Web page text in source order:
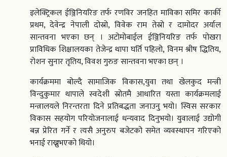
इलेक्ट्रिकल ईञ्जिनियरिङ तर्फ रणविर जनहित माविका समिर कार्की
प्रथम, देवेन्द्र नेपाली दोस्रो, विवेक राम तेस्रो र दामोदर अर्याल
सान्तवना भएका छन् । अटोमोबाईल ईञ्जिनियरिङ तर्फ पोखरा
प्राविधिक शिक्षालयका तेजेन्द्र थापा घर्ति पहिलो, विनम श्रीष द्धितिय,
रोशन सुनार तृतिय, विवश गुरुङ सान्तवना भएका छन् ।
कार्यक्रममा बोल्दै सामाजिक विकास,युवा तथा खेलकुद मन्त्री
विन्दुकुमार थापाले स्वदेशी स्रोतमै आधारित यस्ता कार्यक्रमलाई
मन्त्रालयले निरन्तरता दिने प्रतिबद्धता जनाउनु भयो। स्विस सरकार
विकास सहयोग परियोजनालाई धन्यवाद दिनुभयो। युवालाई उद्योगी
बन्न प्रेरित गर्ने र त्यसै अनुरुप बजेटको समेत व्यवस्थापन गरिएको
भनाई राख्नुभएको थियो।